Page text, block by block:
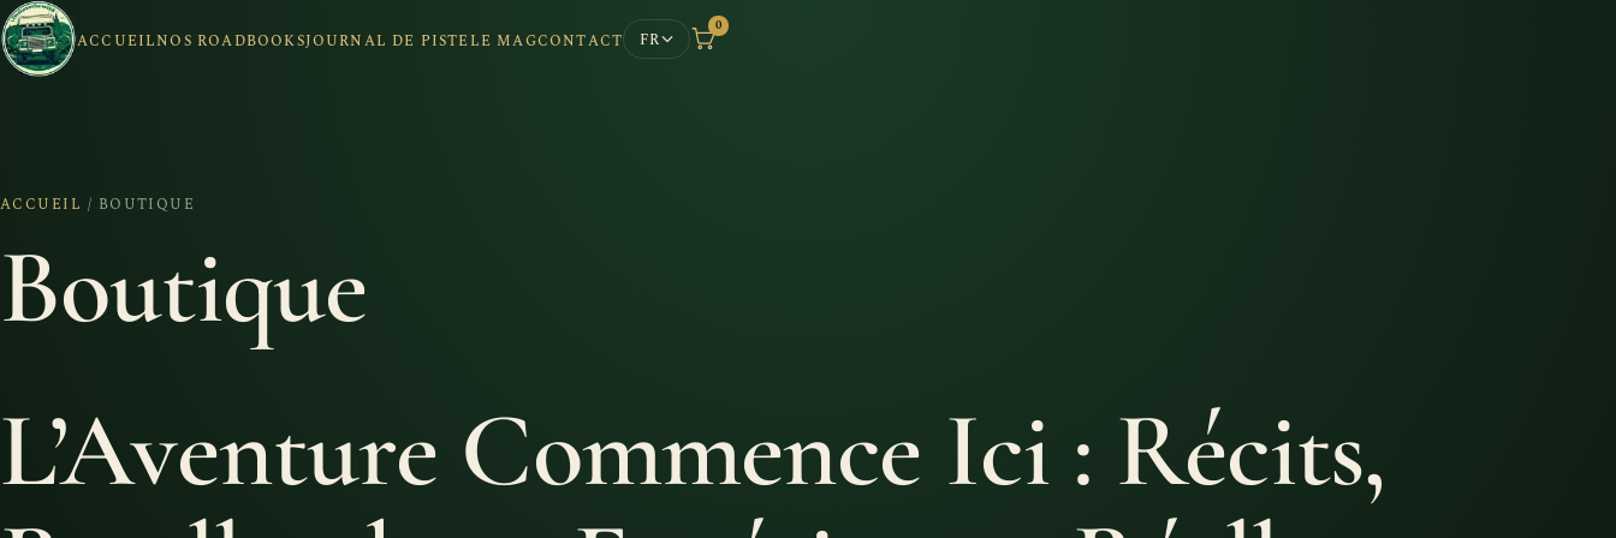
ACCUEILNOS ROADBOOKSJOURNAL DE PISTE LE MAGCONTACT FR
0
ACCUEIL / BOUTIQUE
Boutique
L’Aventure Commence Ici : Récits,